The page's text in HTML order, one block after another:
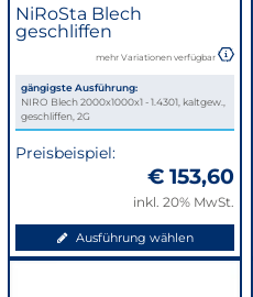
NiRoSta Blech
geschliffen
mehr Variationen verfügbar
gängigste Ausführung:
NIRO Blech 2000x1000x1 - 1.4301, kaltgew.,
geschliffen, 2G
Preisbeispiel:
€ 153,60
inkl. 20% MwSt.
Ausführung wählen